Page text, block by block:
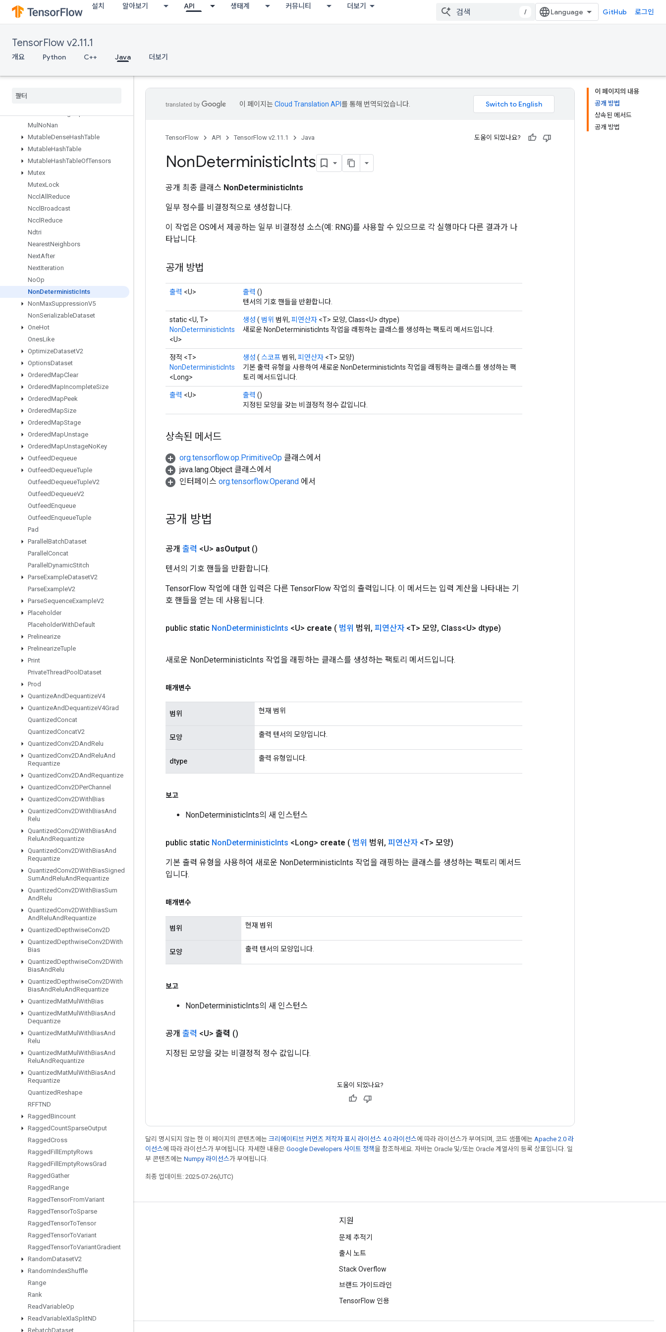
설치 알아보기 API 생태계 커뮤니티 더보기
/ GitHub 로그인
TensorFlow v2.11.1
개요 Python C++ Java 더보기
MatrixSetDiagV2
MatrixSetDiagV3
MaxIntraOpParallelismDataset
Merge
Min
Mul NoNan
MutableDenseHashTable
MutableHashTable
MutableHashTableOfTensors
Mutex
MutexLock
Nccl All Reduce
Nccl Broadcast
Nccl Reduce
Ndtri
NearestNeighbors
NextAfter
NextIteration
NoOp
NonDeterministicInts
NonMaxSuppressionV5
NonSerializableDataset
OneHot
OnesLike
OptimizeDatasetV2
OptionsDataset
OrderedMapClear
OrderedMapIncompleteSize
OrderedMapPeek
OrderedMapSize
OrderedMapStage
OrderedMapUnstage
OrderedMapUnstageNoKey
OutfeedDequeue
OutfeedDequeueTuple
OutfeedDequeueTupleV2
OutfeedDequeueV2
OutfeedEnqueue
OutfeedEnqueueTuple
Pad
Parallel BatchDataset
Parallel Concat
Parallel DynamicStitch
ParseExampleDatasetV2
ParseExampleV2
ParseSequenceExampleV2
Placeholder
PlaceholderWithDefault
Prelinearize
PrelinearizeTuple
Print
PrivateThreadPool Dataset
Prod
QuantizeAndDequantizeV4
QuantizeAndDequantizeV4Grad
QuantizedConcat
QuantizedConcatV2
QuantizedConv2DAndRelu
QuantizedConv2DAndReluAnd
Requantize
QuantizedConv2DAndRequantize
QuantizedConv2DPerChannel
QuantizedConv2DWithBias
QuantizedConv2DWithBiasAnd
Relu
QuantizedConv2DWithBiasAnd
ReluAndRequantize
QuantizedConv2DWithBiasAnd
Requantize
QuantizedConv2DWithBiasSigned
SumAndReluAndRequantize
QuantizedConv2DWithBiasSum
AndRelu
QuantizedConv2DWithBiasSum
AndReluAndRequantize
QuantizedDepthwiseConv2D
QuantizedDepthwiseConv2DWith
Bias
QuantizedDepthwiseConv2DWith
BiasAndRelu
QuantizedDepthwiseConv2DWith
BiasAndReluAndRequantize
QuantizedMatMul WithBias
QuantizedMatMul WithBiasAnd
Dequantize
QuantizedMatMul WithBiasAnd
Relu
QuantizedMatMul WithBiasAnd
ReluAndRequantize
QuantizedMatMul WithBiasAnd
Requantize
QuantizedReshape
RFFTND
RaggedBincount
RaggedCountSparseOutput
RaggedCross
RaggedFill EmptyRows
RaggedFill EmptyRowsGrad
RaggedGather
RaggedRange
RaggedTensorFromVariant
RaggedTensorToSparse
RaggedTensorToTensor
RaggedTensorToVariant
RaggedTensorToVariantGradient
RandomDatasetV2
RandomIndexShuffle
Range
Rank
ReadVariableOp
ReadVariableXlaSplitND
RebatchDataset
이 페이지의 내용
공개 방법
상속된 메서드
공개 방법
이 페이지는Cloud Translation API 를 통해 번역되었습니다.
TensorFlow API TensorFlow v2.11.1 Java 도움이 되었나요?
NonDeterministicInts
공개 최종 클래스 NonDeterministicInts
일부 정수를 비결정적으로 생성합니다.
이 작업은 OS에서 제공하는 일부 비결정성 소스(예: RNG)를 사용할 수 있으므로 각 실행마다 다른 결과가 나
타납니다.
공개 방법
출력 <U> 출력 ()
텐서의 기호 핸들을 반환합니다.
static <U, T>
NonDeterministicInts
<U>
생성 ( 범위 범위, 피연산자 <T> 모양, Class<U> dtype)
새로운 NonDeterministicInts 작업을 래핑하는 클래스를 생성하는 팩토리 메서드입니다.
정적 <T>
NonDeterministicInts
<Long>
생성 ( 스코프 범위, 피연산자 <T> 모양)
기본 출력 유형을 사용하여 새로운 NonDeterministicInts 작업을 래핑하는 클래스를 생성하는 팩
토리 메서드입니다.
출력 <U> 출력 ()
지정된 모양을 갖는 비결정적 정수 값입니다.
상속된 메서드
org.tensorflow.op.PrimitiveOp 클래스에서
java.lang.Object 클래스에서
인터페이스 org.tensorflow.Operand 에서
공개 방법
공개 출력 <U> asOutput ()
텐서의 기호 핸들을 반환합니다.
TensorFlow 작업에 대한 입력은 다른 TensorFlow 작업의 출력입니다. 이 메서드는 입력 계산을 나타내는 기
호 핸들을 얻는 데 사용됩니다.
public static NonDeterministicInts <U> create ( 범위 범위 , 피연산자 <T> 모양, Class<U> dtype)
새로운 NonDeterministicInts 작업을 래핑하는 클래스를 생성하는 팩토리 메서드입니다.
매개변수
범위 현재 범위
모양 출력 텐서의 모양입니다.
dtype 출력 유형입니다.
보고
NonDeterministicInts의 새 인스턴스
public static NonDeterministicInts <Long> create ( 범위 범위 , 피연산자 <T> 모양)
기본 출력 유형을 사용하여 새로운 NonDeterministicInts 작업을 래핑하는 클래스를 생성하는 팩토리 메서드
입니다.
매개변수
범위 현재 범위
모양 출력 텐서의 모양입니다.
보고
NonDeterministicInts의 새 인스턴스
공개 출력 <U> 출력 ()
지정된 모양을 갖는 비결정적 정수 값입니다.
도움이 되었나요?
달리 명시되지 않는 한 이 페이지의 콘텐츠에는 크리에이티브 커먼즈 저작자 표시 라이선스 4.0 라이선스에 따라 라이선스가 부여되며, 코드 샘플에는 Apache 2.0 라
이선스에 따라 라이선스가 부여됩니다. 자세한 내용은 Google Developers 사이트 정책을 참조하세요. 자바는 Oracle 및/또는 Oracle 계열사의 등록 상표입니다. 일
부 콘텐츠에는 Numpy 라이선스가 부여됩니다.
최종 업데이트: 2025-07-26(UTC)
최신 소식 확인하기
블로그
GitHub
Twitter
지원
문제 추적기
출시 노트
Stack Overflow
브랜드 가이드라인
TensorFlow 인용